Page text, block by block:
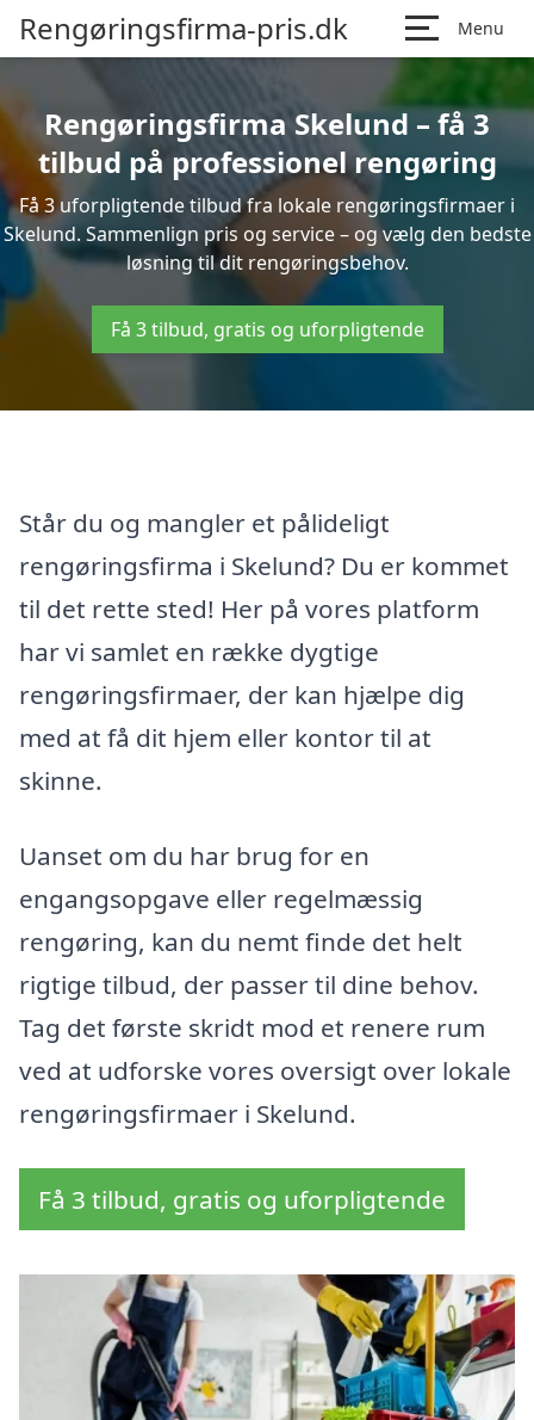
Rengøringsfirma-pris.dk Menu
Rengøringsfirma Skelund – få 3
tilbud på professionel rengøring
Få 3 uforpligtende tilbud fra lokale rengøringsfirmaer i
Skelund. Sammenlign pris og service – og vælg den bedste
løsning til dit rengøringsbehov.
Få 3 tilbud, gratis og uforpligtende
Står du og mangler et pålideligt
rengøringsfirma i Skelund? Du er kommet
til det rette sted! Her på vores platform
har vi samlet en række dygtige
rengøringsfirmaer, der kan hjælpe dig
med at få dit hjem eller kontor til at
skinne.
Uanset om du har brug for en
engangsopgave eller regelmæssig
rengøring, kan du nemt finde det helt
rigtige tilbud, der passer til dine behov.
Tag det første skridt mod et renere rum
ved at udforske vores oversigt over lokale
rengøringsfirmaer i Skelund.
Få 3 tilbud, gratis og uforpligtende